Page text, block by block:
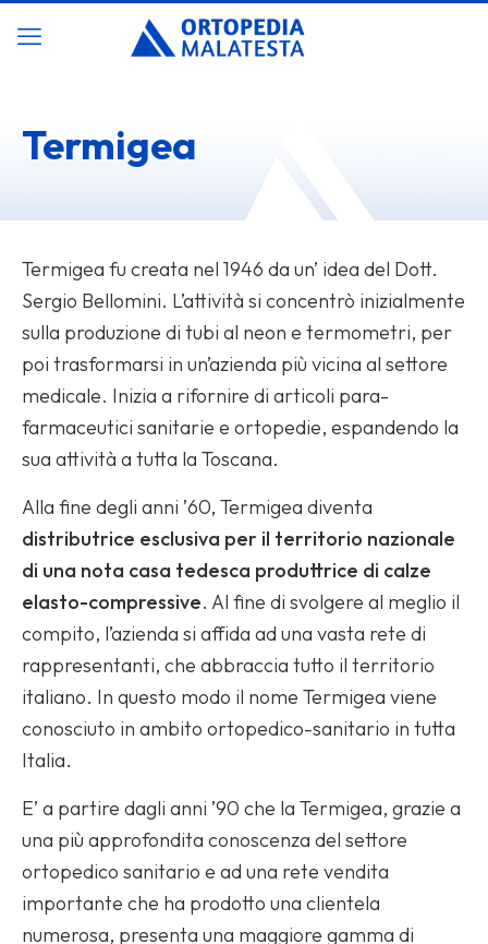
Termigea
Termigea fu creata nel 1946 da un’ idea del Dott.
Sergio Bellomini. L’attività si concentrò inizialmente
sulla produzione di tubi al neon e termometri, per
poi trasformarsi in un’azienda più vicina al settore
medicale. Inizia a rifornire di articoli para-
farmaceutici sanitarie e ortopedie, espandendo la
sua attività a tutta la Toscana.
Alla fine degli anni ’60, Termigea diventa
distributrice esclusiva per il territorio nazionale
di una nota casa tedesca produttrice di calze
elasto-compressive. Al fine di svolgere al meglio il
compito, l’azienda si affida ad una vasta rete di
rappresentanti, che abbraccia tutto il territorio
italiano. In questo modo il nome Termigea viene
conosciuto in ambito ortopedico-sanitario in tutta
Italia.
E’ a partire dagli anni ’90 che la Termigea, grazie a
una più approfondita conoscenza del settore
ortopedico sanitario e ad una rete vendita
importante che ha prodotto una clientela
numerosa, presenta una maggiore gamma di